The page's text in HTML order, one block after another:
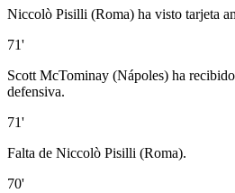
Niccolò Pisilli (Roma) ha visto tarjeta
71'
Scott McTominay (Nápoles) ha
defensiva.
71'
Falta de Niccolò Pisilli (Roma).
70'